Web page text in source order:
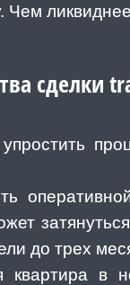
Чем
сделки
до трех
квартира в